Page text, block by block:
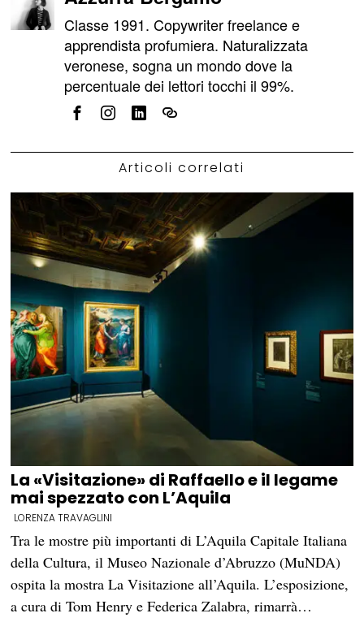
Classe 1991. Copywriter freelance e
apprendista profumiera. Naturalizzata
veronese, sogna un mondo dove la
percentuale dei lettori tocchi il 99%.
Articoli correlati
La «Visitazione» di Raffaello e il legame
mai spezzato con L’Aquila
LORENZA TRAVAGLINI
Tra le mostre più importanti di L’Aquila Capitale Italiana
della Cultura, il Museo Nazionale d’Abruzzo (MuNDA)
ospita la mostra La Visitazione all’Aquila. L’esposizione,
a cura di Tom Henry e Federica Zalabra, rimarrà…